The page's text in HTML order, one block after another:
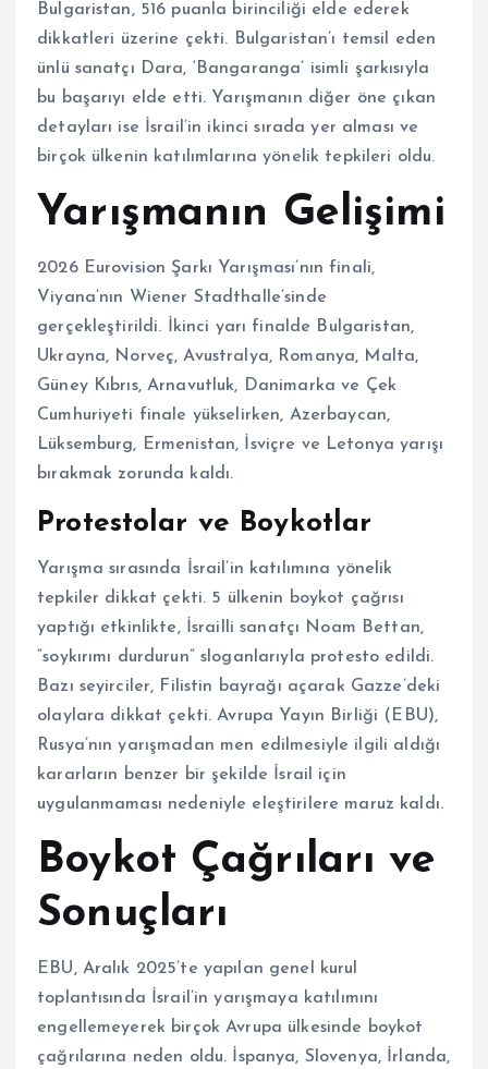
Bulgaristan, 516 puanla birinciliği elde ederek
dikkatleri üzerine çekti. Bulgaristan’ı temsil eden
ünlü sanatçı Dara, ‘Bangaranga’ isimli şarkısıyla
bu başarıyı elde etti. Yarışmanın diğer öne çıkan
detayları ise İsrail’in ikinci sırada yer alması ve
birçok ülkenin katılımlarına yönelik tepkileri oldu.
Yarışmanın Gelişimi
2026 Eurovision Şarkı Yarışması’nın finali,
Viyana’nın Wiener Stadthalle’sinde
gerçekleştirildi. İkinci yarı finalde Bulgaristan,
Ukrayna, Norveç, Avustralya, Romanya, Malta,
Güney Kıbrıs, Arnavutluk, Danimarka ve Çek
Cumhuriyeti finale yükselirken, Azerbaycan,
Lüksemburg, Ermenistan, İsviçre ve Letonya yarışı
bırakmak zorunda kaldı.
Protestolar ve Boykotlar
Yarışma sırasında İsrail’in katılımına yönelik
tepkiler dikkat çekti. 5 ülkenin boykot çağrısı
yaptığı etkinlikte, İsrailli sanatçı Noam Bettan,
“soykırımı durdurun” sloganlarıyla protesto edildi.
Bazı seyirciler, Filistin bayrağı açarak Gazze’deki
olaylara dikkat çekti. Avrupa Yayın Birliği (EBU),
Rusya’nın yarışmadan men edilmesiyle ilgili aldığı
kararların benzer bir şekilde İsrail için
uygulanmaması nedeniyle eleştirilere maruz kaldı.
Boykot Çağrıları ve
Sonuçları
EBU, Aralık 2025’te yapılan genel kurul
toplantısında İsrail’in yarışmaya katılımını
engellemeyerek birçok Avrupa ülkesinde boykot
çağrılarına neden oldu. İspanya, Slovenya, İrlanda,